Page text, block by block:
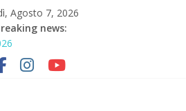
Agosto 7, 2026
news:
gara per Reggio Calabria
sul lungomare di Gallico torna la festa
di soccorso con la giornata della